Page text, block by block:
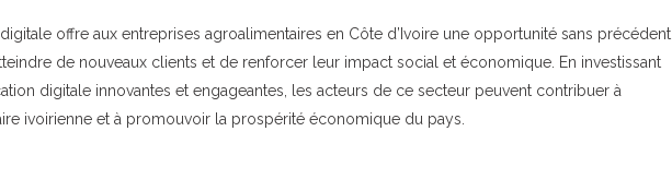
offre aux entreprises agroalimentaires en Côte d’Ivoire une opportunité sans précédent
de nouveaux clients et de renforcer leur impact social et économique. En investissant
digitale innovantes et engageantes, les acteurs de ce secteur peuvent contribuer à
ivoirienne et à promouvoir la prospérité économique du pays.